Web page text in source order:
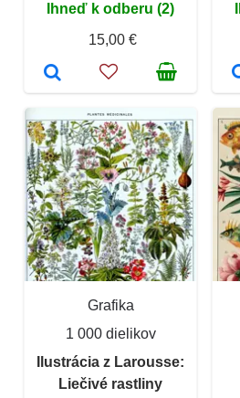
Ihneď k odberu (2)
15,00 €
Grafika
1 000 dielikov
Ilustrácia z Larousse:
Liečivé rastliny